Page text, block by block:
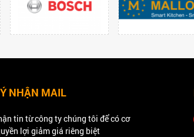
NHẬN MAIL
tin từ công ty chúng tôi để có cơ
lợi giảm giá riêng biệt